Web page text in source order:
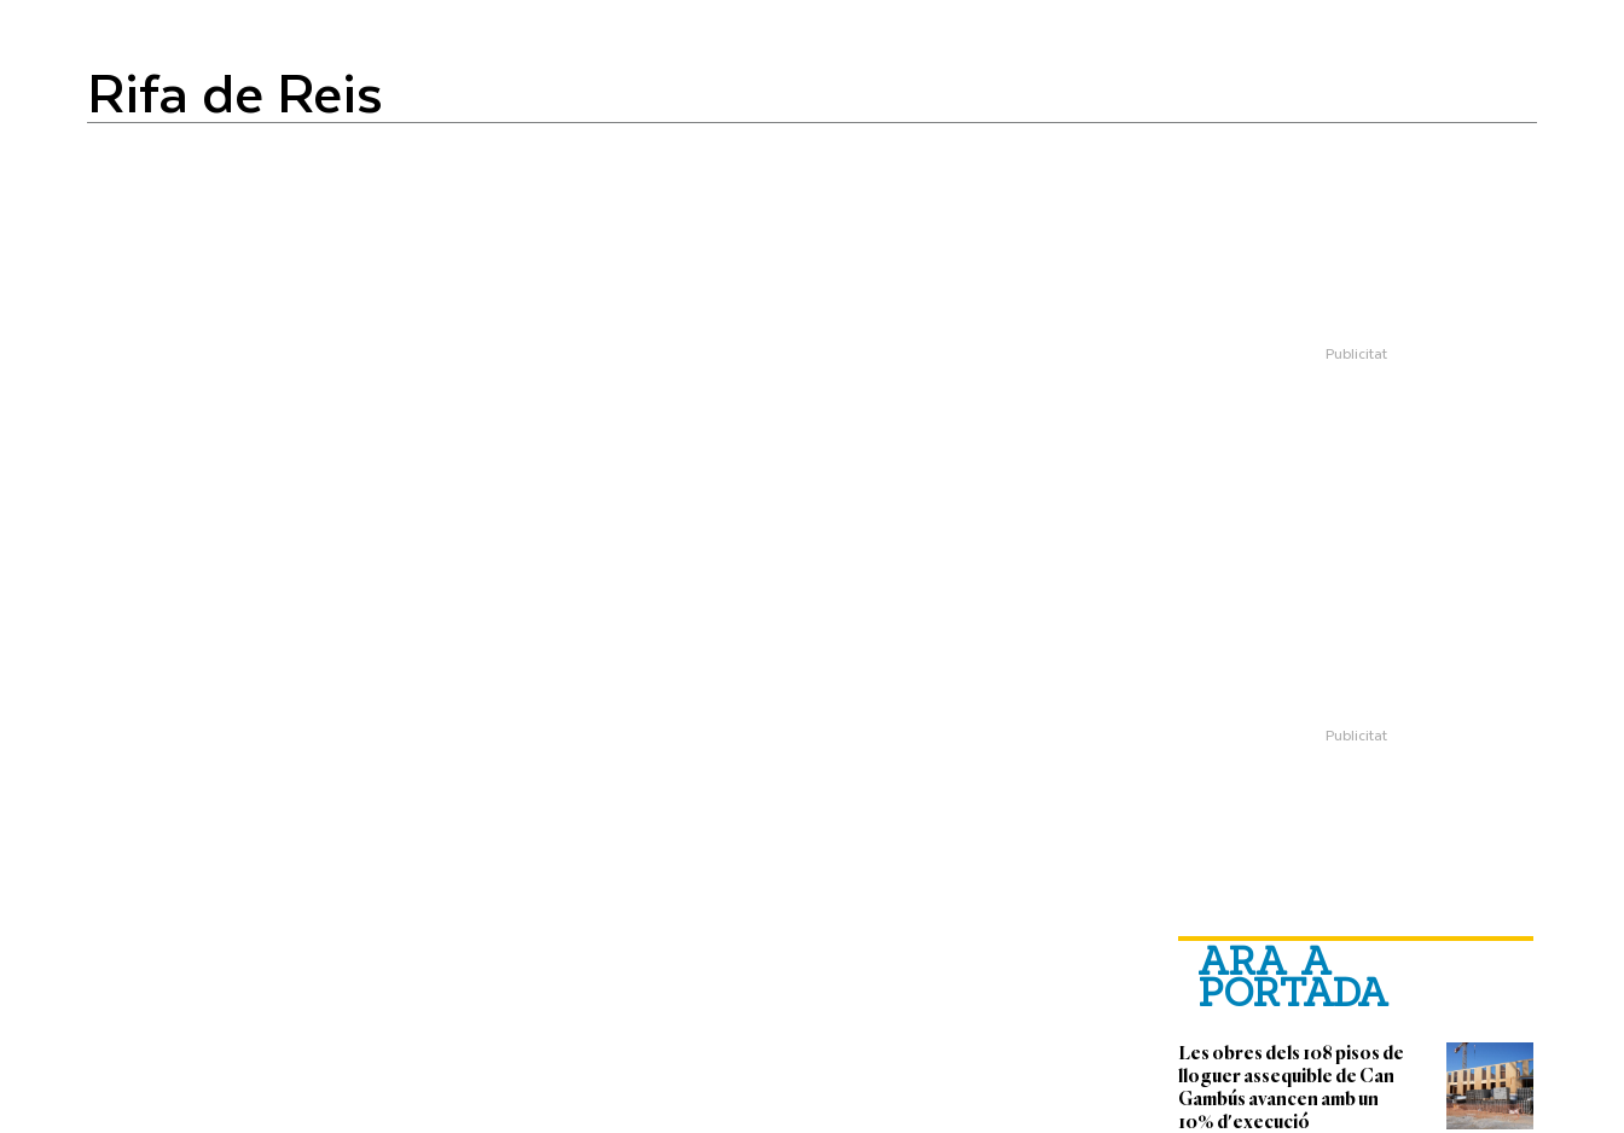
rifa de Reis
ARA A
PORTADA
Les obres dels 108 pisos de
lloguer assequible de Can
Gambús avancen amb un
10% d'execució